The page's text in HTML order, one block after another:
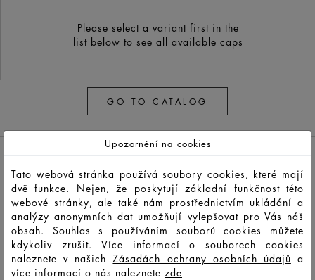
Please select a variant first in the
list below to see all available caps
GO TO CATALOG
F14496 MTO 150 166 163 55,5 82 82 59
Upozornění na cookies
Tato webová stránka používá soubory cookies, které mají
dvě funkce. Nejen, že poskytují základní funkčnost této
webové stránky, ale také nám prostřednictvím ukládání a
analýzy anonymních dat umožňují vylepšovat pro Vás náš
obsah. Souhlas s používáním souborů cookies můžete
kdykoliv zrušit. Více informací o souborech cookies
naleznete v našichZásadách ochrany osobních údajů a
více informací o nás naleznete zde